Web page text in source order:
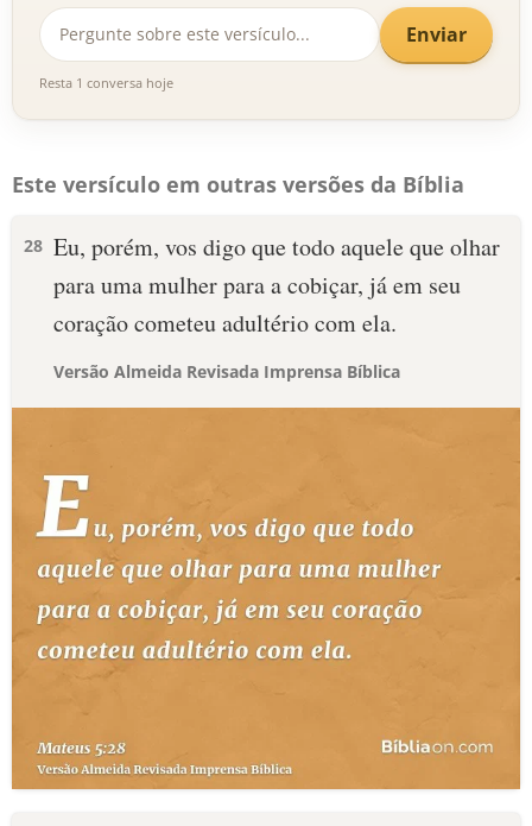
Enviar
Resta 1 conversa hoje
Este versículo em outras versões da Bíblia
28 Eu, porém, vos digo que todo aquele que olhar
para uma mulher para a cobiçar, já em seu
coração cometeu adultério com ela.
Versão Almeida Revisada Imprensa Bíblica